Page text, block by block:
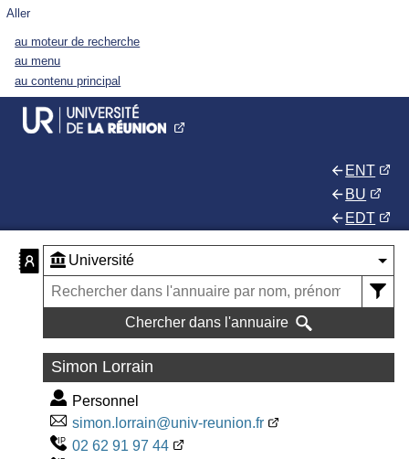
Aller
au moteur de recherche
au menu
au contenu principal
ENT
BU
EDT
Chercher dans l'annuaire
Simon Lorrain
Personnel
simon.lorrain@univ-reunion.fr
02 62 91 97 44